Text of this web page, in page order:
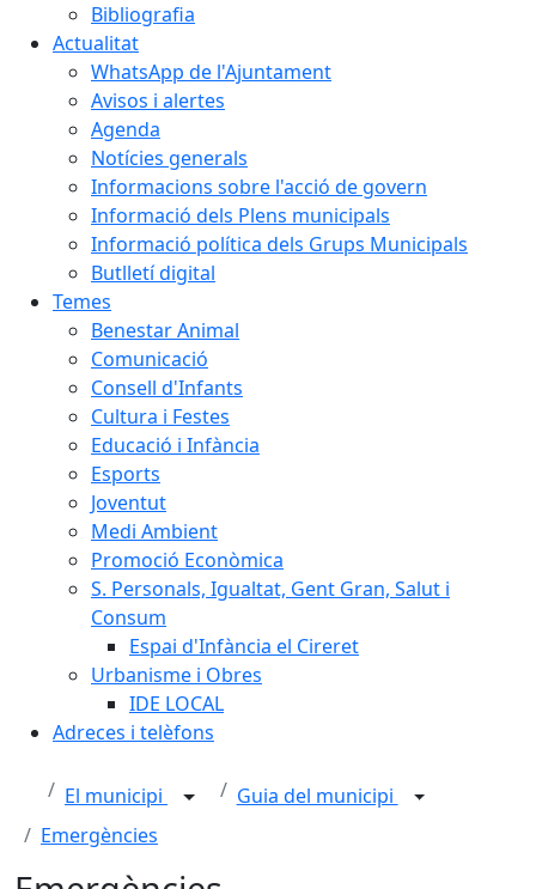
Bibliografia
Actualitat
WhatsApp de l'Ajuntament
Avisos i alertes
Agenda
Notícies generals
Informacions sobre l'acció de govern
Informació dels Plens municipals
Informació política dels Grups Municipals
Butlletí digital
Temes
Benestar Animal
Comunicació
Consell d'Infants
Cultura i Festes
Educació i Infància
Esports
Joventut
Medi Ambient
Promoció Econòmica
S. Personals, Igualtat, Gent Gran, Salut i
Consum
Espai d'Infància el Cireret
Urbanisme i Obres
IDE LOCAL
Adreces i telèfons
El municipi
Guia del municipi
Emergències